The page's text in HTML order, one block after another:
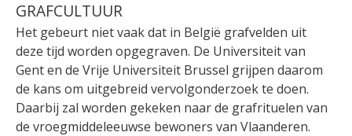
GRAFCULTUUR
Het gebeurt niet vaak dat in België grafvelden uit
deze tijd worden opgegraven. De Universiteit van
Gent en de Vrije Universiteit Brussel grijpen daarom
de kans om uitgebreid vervolgonderzoek te doen.
Daarbij zal worden gekeken naar de grafrituelen van
de vroegmiddeleeuwse bewoners van Vlaanderen.